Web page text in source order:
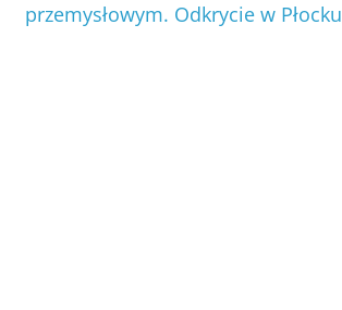
przemysłowym. Odkrycie w Płocku